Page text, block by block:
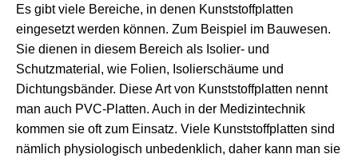
Es gibt viele Bereiche, in denen Kunststoffplatten
eingesetzt werden können. Zum Beispiel im Bauwesen.
Sie dienen in diesem Bereich als Isolier- und
Schutzmaterial, wie Folien, Isolierschäume und
Dichtungsbänder. Diese Art von Kunststoffplatten nennt
man auch PVC-Platten. Auch in der Medizintechnik
kommen sie oft zum Einsatz. Viele Kunststoffplatten sind
nämlich physiologisch unbedenklich, daher kann man sie